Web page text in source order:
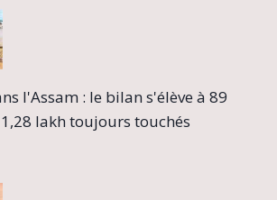
l'Assam : le bilan s'élève à 89
lakh toujours touchés